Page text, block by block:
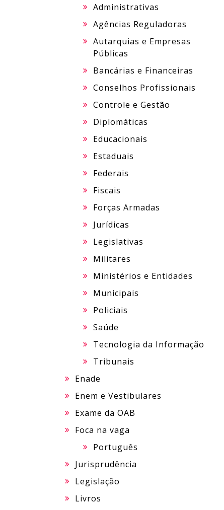
Administrativas
Agências Reguladoras
Autarquias e Empresas
Públicas
Bancárias e Financeiras
Conselhos Profissionais
Controle e Gestão
Diplomáticas
Educacionais
Estaduais
Federais
Fiscais
Forças Armadas
Jurídicas
Legislativas
Militares
Ministérios e Entidades
Municipais
Policiais
Saúde
Tecnologia da Informação
Tribunais
Enade
Enem e Vestibulares
Exame da OAB
Foca na vaga
Português
Jurisprudência
Legislação
Livros